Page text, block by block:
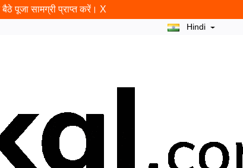
पूजा सामग्री प्राप्त करें। X
Hindi